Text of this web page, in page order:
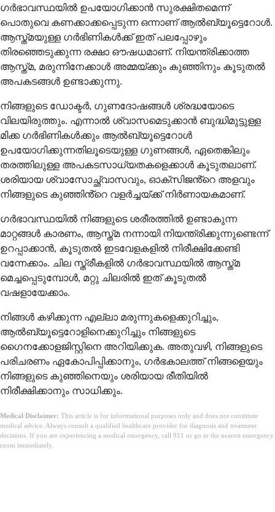
ഗർഭാവസ്ഥയിൽ ഉപയോഗിക്കാൻ സുരക്ഷിതമെന്ന്
പൊതുവെ കണക്കാക്കപ്പെടുന്ന ഒന്നാണ് ആൽബ്യൂട്ടെറോൾ.
ആസ്ത്മയുള്ള ഗർഭിണികൾക്ക് ഇത് പലപ്പോഴും
തിരഞ്ഞെടുക്കുന്ന രക്ഷാ ഔഷധമാണ്. നിയന്ത്രിക്കാത്ത
ആസ്ത്മ, മരുന്നിനേക്കാൾ അമ്മയ്ക്കും കുഞ്ഞിനും കൂടുതൽ
അപകടങ്ങൾ ഉണ്ടാക്കുന്നു.
നിങ്ങളുടെ ഡോക്ടർ, ഗുണദോഷങ്ങൾ ശ്രദ്ധയോടെ
വിലയിരുത്തും. എന്നാൽ ശ്വാസമെടുക്കാൻ ബുദ്ധിമുട്ടുള്ള
മിക്ക ഗർഭിണികൾക്കും ആൽബ്യൂട്ടെറോൾ
ഉപയോഗിക്കുന്നതിലൂടെയുള്ള ഗുണങ്ങൾ, ഏതെങ്കിലും
തരത്തിലുള്ള അപകടസാധ്യതകളെക്കാൾ കൂടുതലാണ്.
ശരിയായ ശ്വാസോച്ഛ്വാസവും, ഓക്സിജൻ്റെ അളവും
നിങ്ങളുടെ കുഞ്ഞിൻ്റെ വളർച്ചയ്ക്ക് നിർണായകമാണ്.
ഗർഭാവസ്ഥയിൽ നിങ്ങളുടെ ശരീരത്തിൽ ഉണ്ടാകുന്ന
മാറ്റങ്ങൾ കാരണം, ആസ്ത്മ നന്നായി നിയന്ത്രിക്കുന്നുണ്ടെന്ന്
ഉറപ്പാക്കാൻ, കൂടുതൽ ഇടവേളകളിൽ നിരീക്ഷിക്കേണ്ടി
വന്നേക്കാം. ചില സ്ത്രീകളിൽ ഗർഭാവസ്ഥയിൽ ആസ്ത്മ
മെച്ചപ്പെടുമ്പോൾ, മറ്റു ചിലരിൽ ഇത് കൂടുതൽ
വഷളായേക്കാം.
നിങ്ങൾ കഴിക്കുന്ന എല്ലാ മരുന്നുകളെക്കുറിച്ചും,
ആൽബ്യൂട്ടെറോളിനെക്കുറിച്ചും നിങ്ങളുടെ
ഗൈനക്കോളജിസ്റ്റിനെ അറിയിക്കുക. അതുവഴി, നിങ്ങളുടെ
പരിചരണം ഏകോപിപ്പിക്കാനും, ഗർഭകാലത്ത് നിങ്ങളെയും
നിങ്ങളുടെ കുഞ്ഞിനെയും ശരിയായ രീതിയിൽ
നിരീക്ഷിക്കാനും സാധിക്കും.
Medical Disclaimer: This article is for informational purposes only and does not constitute
medical advice. Always consult a qualified healthcare provider for diagnosis and treatment
decisions. If you are experiencing a medical emergency, call 911 or go to the nearest emergency
room immediately.